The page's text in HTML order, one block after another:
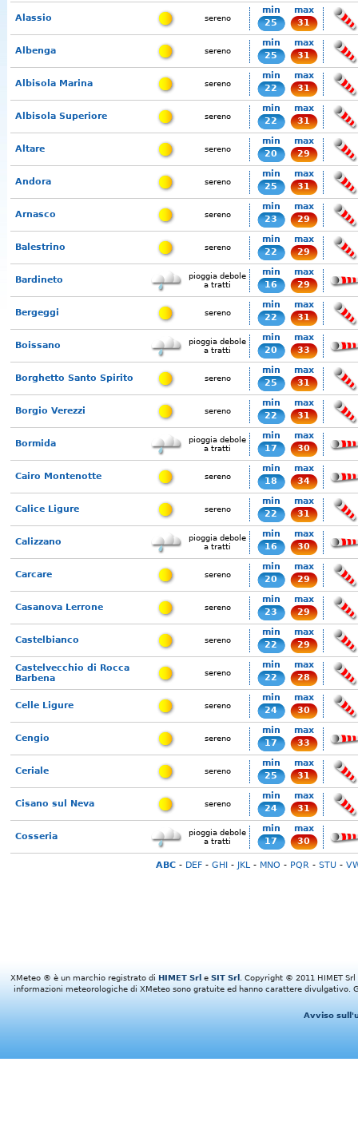
Alassio sereno
min
25
max
31
Albenga sereno
min
25
max
31
Albisola Marina sereno
min
22
max
31
Albisola Superiore sereno
min
22
max
31
Altare sereno
min
20
max
29
Andora sereno
min
25
max
31
Arnasco sereno
min
23
max
29
Balestrino sereno
min
22
max
29
Bardineto
pioggia debole
a tratti
min
16
max
29
Bergeggi sereno
min
22
max
31
Boissano
pioggia debole
a tratti
min
20
max
33
Borghetto Santo Spirito sereno
min
25
max
31
Borgio Verezzi sereno
min
22
max
31
Bormida
pioggia debole
a tratti
min
17
max
30
Cairo Montenotte sereno
min
18
max
34
Calice Ligure sereno
min
22
max
31
Calizzano
pioggia debole
a tratti
min
16
max
30
Carcare sereno
min
20
max
29
Casanova Lerrone sereno
min
23
max
29
Castelbianco sereno
min
22
max
29
Castelvecchio di Rocca
Barbena
sereno
min
22
max
28
Celle Ligure sereno
min
24
max
30
Cengio sereno
min
17
max
33
Ceriale sereno
min
25
max
31
Cisano sul Neva sereno
min
24
max
31
Cosseria
pioggia debole
a tratti
min
17
max
30
ABC- DEF- GHI- JKL- MNO - PQR - STU -
XMeteo ® è un marchio registrato di HIMET Srl e SIT Srl
. Copyright © 2011 HIMET
informazioni meteorologiche di XMeteo sono gratuite ed hanno carattere divulgativo.
Avviso